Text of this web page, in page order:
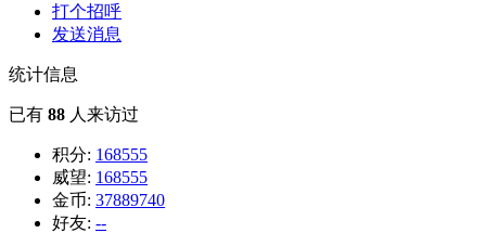
打个招呼
发送消息
统计信息
已有 88 人来访过
积分: 168555
威望: 168555
金币: 37889740
好友: --